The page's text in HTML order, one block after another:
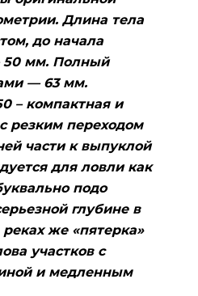
Длина тела
до начала
50 мм. Полный
— 63 мм.
– компактная и
резким переходом
части к выпуклой
для ловли как
подо
глубине в
же «пятерка»
участков с
и медленным